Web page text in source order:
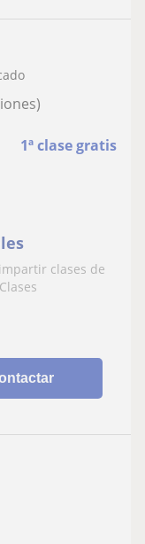
1ª clase gratis
clases de